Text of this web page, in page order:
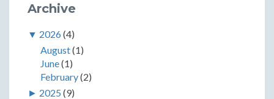
Archive
▼ 2026(4)
August(1)
June(1)
February(2)
► 2025 (9)